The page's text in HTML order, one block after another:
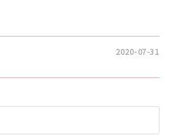
2020-07-31